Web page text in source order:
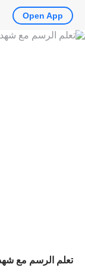
تعلم الرسم مع
Open App